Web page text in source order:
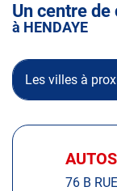
Un centre
à HENDAYE
Les villes à
Appuyer
Centre
:76 B